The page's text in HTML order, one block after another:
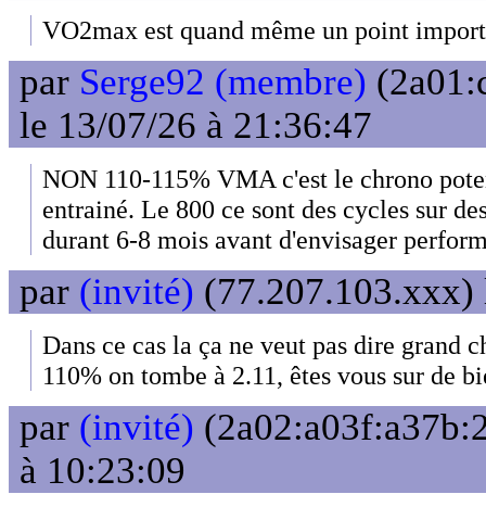
VO2max est quand même un point
par Serge92 (membre)
le 13/07/26 à 21:36:47
NON 110-115% VMA c'est le chrono
entrainé. Le 800 ce sont des cycles sur
durant 6-8 mois avant d'envisager
par (invité) (77.207.103.xxx)
Dans ce cas la ça ne veut pas dire grand
110% on tombe à 2.11, êtes vous sur de
par (invité)
à 10:23:09